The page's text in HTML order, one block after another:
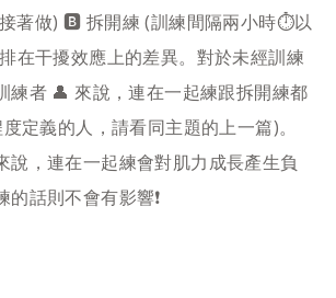
著做) 🅱 拆開練 (訓練間隔兩小時⏱以
在干擾效應上的差異。對於未經訓練
練者 👤 來說，連在一起練跟拆開練都
定義的人，請看同主題的上一篇)。
，連在一起練會對肌力成長產生負
話則不會有影響❗️​